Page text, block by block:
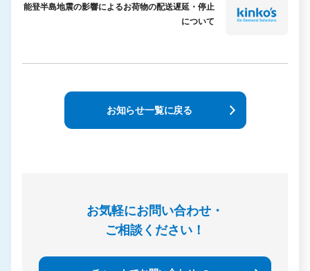
能登半島地震の影響によるお荷物の配送遅延・停止
について
お知らせ一覧に戻る
お気軽にお問い合わせ・
ご相談ください！